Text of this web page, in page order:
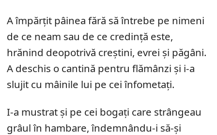
A împărțit pâinea fără să întrebe pe nimeni
de ce neam sau de ce credință este,
hrănind deopotrivă creștini, evrei și păgâni.
A deschis o cantină pentru flămânzi și i-a
slujit cu mâinile lui pe cei înfometați.
I-a mustrat și pe cei bogați care strângeau
grâul în hambare, îndemnându-i să-și